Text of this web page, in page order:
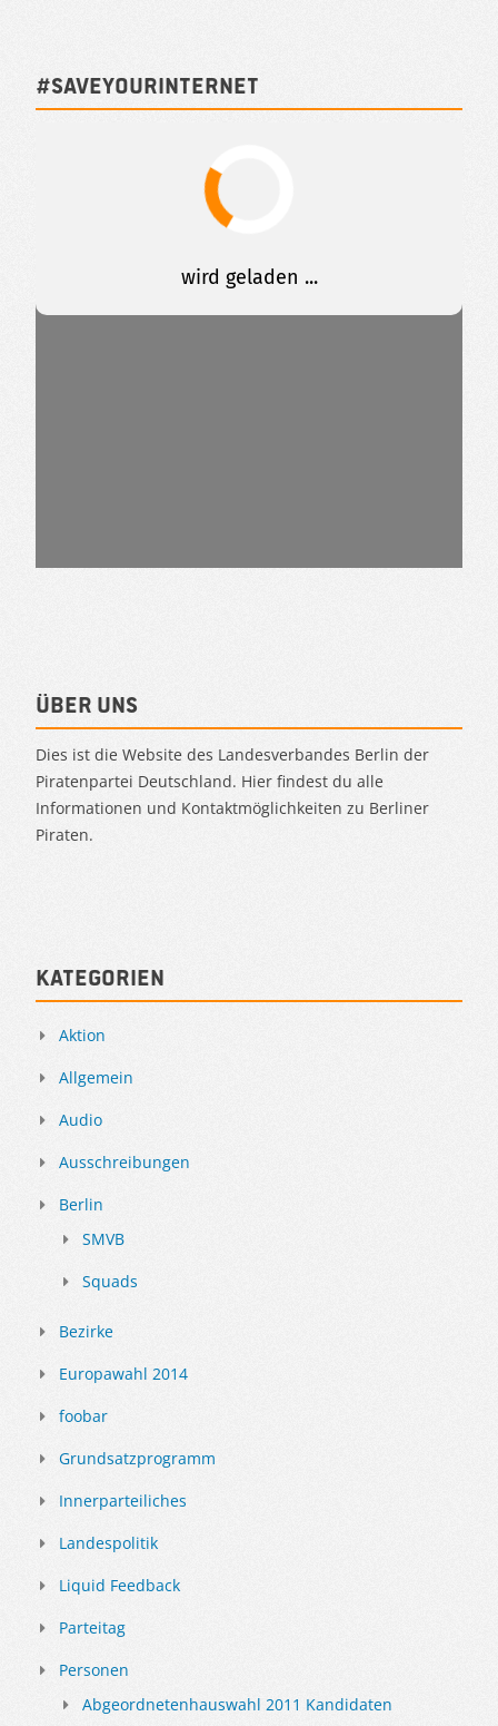
#SAVEYOURINTERNET
Über uns
Dies ist die Website des Landesverbandes Berlin der
Piratenpartei Deutschland. Hier findest du alle
Informationen und Kontaktmöglichkeiten zu Berliner
Piraten.
Kategorien
Aktion
Allgemein
Audio
Ausschreibungen
Berlin
SMVB
Squads
Bezirke
Europawahl 2014
foobar
Grundsatzprogramm
Innerparteiliches
Landespolitik
Liquid Feedback
Parteitag
Personen
Abgeordnetenhauswahl 2011 Kandidaten